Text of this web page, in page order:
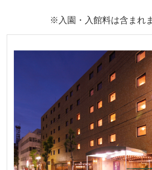
※入園・入館料は含まれま